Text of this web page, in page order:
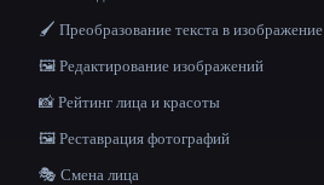
🖌️ Преобразование текста в изображение
🖼️ Редактирование изображений
📸 Рейтинг лица и красоты
🖼️ Реставрация фотографий
🎭 Смена лица